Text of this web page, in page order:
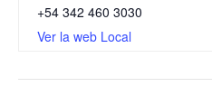
+54 342 460 3030
Ver la web Local